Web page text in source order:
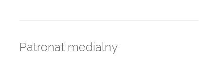
Patronat medialny